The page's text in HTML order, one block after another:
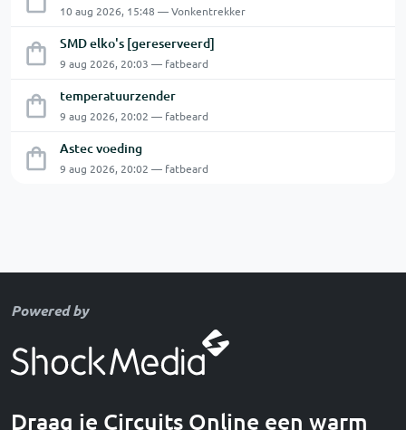
10 aug 2026, 15:48 — Vonkentrekker
SMD elko's [gereserveerd]
9 aug 2026, 20:03 — fatbeard
temperatuurzender
9 aug 2026, 20:02 — fatbeard
Astec voeding
9 aug 2026, 20:02 — fatbeard
Powered by
Draag je Circuits Online een warm